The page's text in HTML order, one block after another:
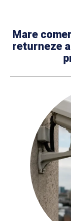
Mare
returneze